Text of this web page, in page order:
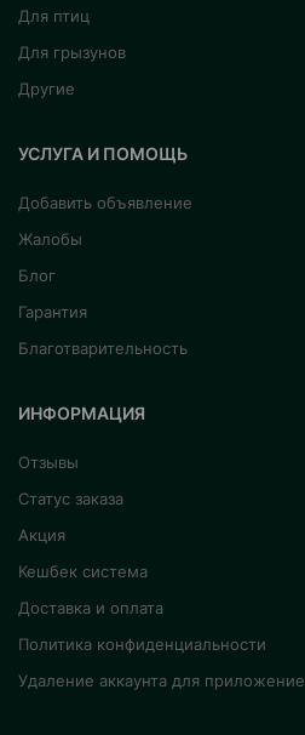
Для птиц
Для грызунов
Другие
УСЛУГА И ПОМОЩЬ
Добавить объявление
Жалобы
Блог
Гарантия
Благотварительность
ИНФОРМАЦИЯ
Отзывы
Статус заказа
Акция
Кешбек система
Доставка и оплата
Политика конфиденциальности
Удаление аккаунта для приложение